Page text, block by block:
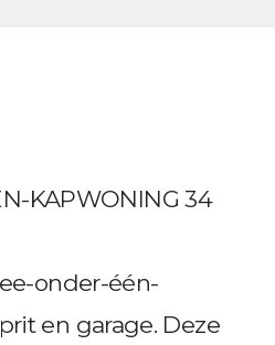
KAPWONING 34
onder-één-
en garage. Deze